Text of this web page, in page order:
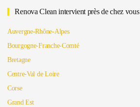
Renova Clean intervient près de chez vous
Auvergne-Rhône-Alpes
Bourgogne-Franche-Comté
Bretagne
Centre-Val de Loire
Corse
Grand Est